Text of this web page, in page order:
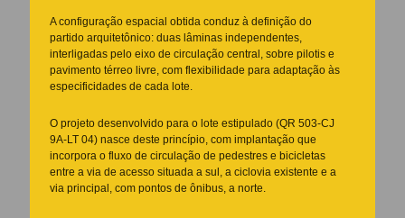
A configuração espacial obtida conduz à definição do
partido arquitetônico: duas lâminas independentes,
interligadas pelo eixo de circulação central, sobre pilotis e
pavimento térreo livre, com flexibilidade para adaptação às
especificidades de cada lote.
O projeto desenvolvido para o lote estipulado (QR 503-CJ
9A-LT 04) nasce deste princípio, com implantação que
incorpora o fluxo de circulação de pedestres e bicicletas
entre a via de acesso situada a sul, a ciclovia existente e a
via principal, com pontos de ônibus, a norte.